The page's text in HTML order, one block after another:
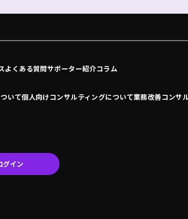
よくある質問サポーター紹介コラム
いて個人向けコンサルティングについて業務改善コンサ
グイン